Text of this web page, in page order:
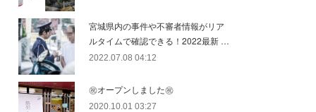
宮城県内の事件や不審者情報がリア
ルタイムで確認できる！2022最新 …
2022.07.08 04:12
㊗オープンしました㊗
2020.10.01 03:27